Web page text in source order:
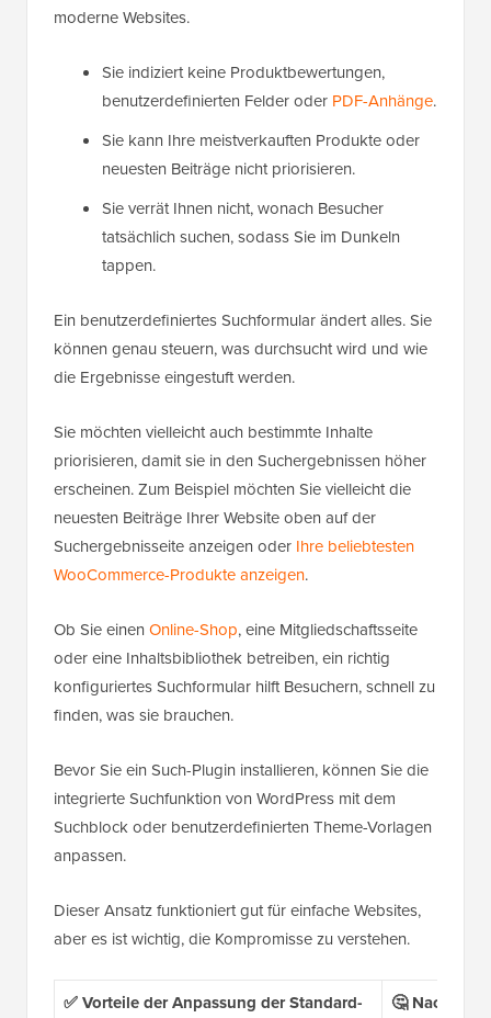
moderne Websites.
Sie indiziert keine Produktbewertungen,
benutzerdefinierten Felder oder PDF-Anhänge.
Sie kann Ihre meistverkauften Produkte oder
neuesten Beiträge nicht priorisieren.
Sie verrät Ihnen nicht, wonach Besucher
tatsächlich suchen, sodass Sie im Dunkeln
tappen.
Ein benutzerdefiniertes Suchformular ändert alles. Sie
können genau steuern, was durchsucht wird und wie
die Ergebnisse eingestuft werden.
Sie möchten vielleicht auch bestimmte Inhalte
priorisieren, damit sie in den Suchergebnissen höher
erscheinen. Zum Beispiel möchten Sie vielleicht die
neuesten Beiträge Ihrer Website oben auf der
Suchergebnisseite anzeigen oder Ihre beliebtesten
WooCommerce-Produkte anzeigen.
Ob Sie einen Online-Shop, eine Mitgliedschaftsseite
oder eine Inhaltsbibliothek betreiben, ein richtig
konfiguriertes Suchformular hilft Besuchern, schnell zu
finden, was sie brauchen.
Bevor Sie ein Such-Plugin installieren, können Sie die
integrierte Suchfunktion von WordPress mit dem
Suchblock oder benutzerdefinierten Theme-Vorlagen
anpassen.
Dieser Ansatz funktioniert gut für einfache Websites,
aber es ist wichtig, die Kompromisse zu verstehen.
✅ Vorteile der Anpassung der Standard-
🤔 Nachteile